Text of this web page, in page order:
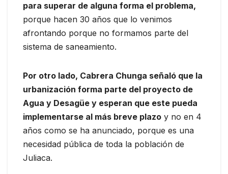
para superar de alguna forma el problema,
porque hacen 30 años que lo venimos
afrontando porque no formamos parte del
sistema de saneamiento.
Por otro lado, Cabrera Chunga señaló que la
urbanización forma parte del proyecto de
Agua y Desagüe y esperan que este pueda
implementarse al más breve plazo y no en 4
años como se ha anunciado, porque es una
necesidad pública de toda la población de
Juliaca.